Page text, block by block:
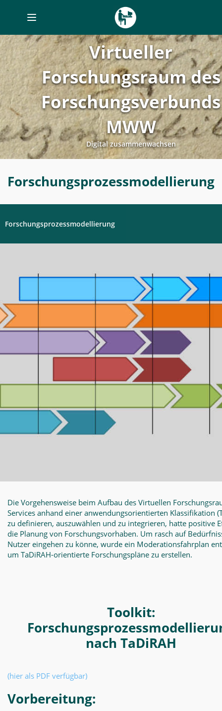
Toggle
navigation
Virtueller
Forschungsraum des
Forschungsverbunds
MWW
Digital zusammenwachsen
-
Digitales
Labor
Forschungsprozessmodellierung
Forschungsprozessmodellierung
Die Vorgehensweise beim Aufbau des Virtuellen
Services anhand einer anwendungsorientierten Klassifikation
zu definieren, auszuwählen und zu integrieren, hatte positive
die Planung von Forschungsvorhaben. Um rasch auf
Nutzer eingehen zu könne, wurde ein Moderationsfahrplan
um TaDiRAH-orientierte Forschungspläne zu erstellen.
Toolkit:
nach TaDiRAH
(hier als PDF verfügbar)
Vorbereitung: